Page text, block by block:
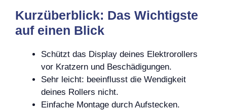
Kurzüberblick: Das Wichtigste
auf einen Blick
Schützt das Display deines Elektrorollers
vor Kratzern und Beschädigungen.
Sehr leicht: beeinflusst die Wendigkeit
deines Rollers nicht.
Einfache Montage durch Aufstecken.